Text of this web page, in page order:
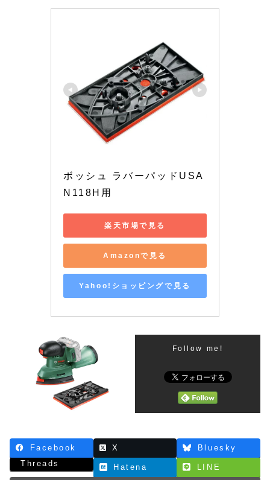
ボッシュ ラバーパッドUSA
N118H用
楽天市場で見る
Amazonで見る
Yahoo!ショッピングで見る
Follow me!
Facebook X
Bluesky
Threads
Hatena LINE